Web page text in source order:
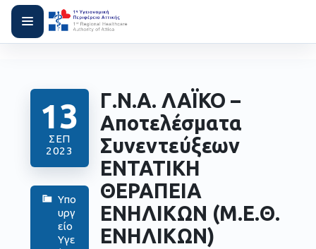
13
ΣΕΠ
2023
Υπο
υργ
είο
Υγε
Γ.Ν.Α. ΛΑΪΚΟ –
Αποτελέσματα
Συνεντεύξεων
ΕΝΤΑΤΙΚΗ
ΘΕΡΑΠΕΙΑ
ΕΝΗΛΙΚΩΝ (Μ.Ε.Θ.
ΕΝΗΛΙΚΩΝ)